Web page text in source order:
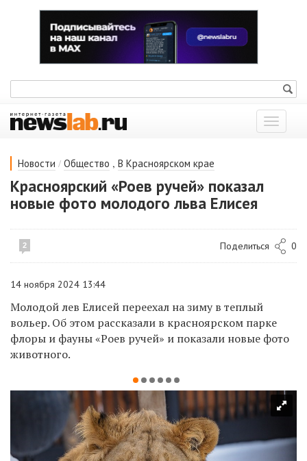
Показать
меню
Новости / Общество , В Красноярском крае
Красноярский «Роев ручей» показал
новые фото молодого льва Елисея
2 Поделиться 0
14 ноября 2024 13:44
Молодой лев Елисей переехал на зиму в теплый
вольер. Об этом рассказали в красноярском парке
флоры и фауны «Роев ручей» и показали новые фото
животного.